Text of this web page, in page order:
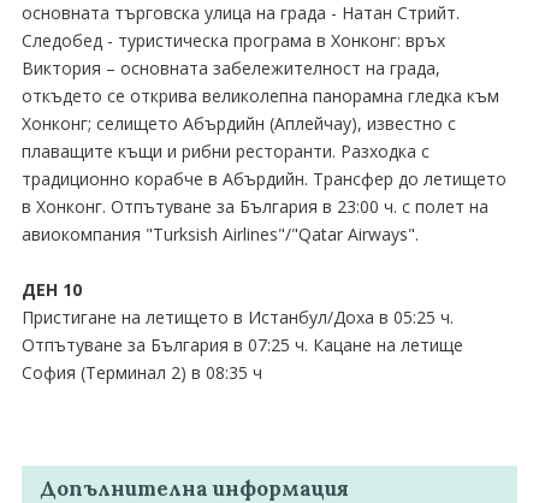
основната търговска улица на града - Натан Стрийт.
Следобед - туристическа програма в Хонконг: връх
Виктория – основната забележителност на града,
откъдето се открива великолепна панорамна гледка към
Хонконг; селището Абърдийн (Аплейчау), известно с
плаващите къщи и рибни ресторанти. Разходка с
традиционно корабче в Абърдийн. Трансфер до летището
в Хонконг. Отпътуване за България в 23:00 ч. с полет на
авиокомпания "Turksish Airlines"∕"Qatar Airways".
ДЕН 10
Пристигане на летището в Истанбул∕Доха в 05:25 ч.
Отпътуване за България в 07:25 ч. Кацане на летище
София (Терминал 2) в 08:35 ч
Допълнителна информация